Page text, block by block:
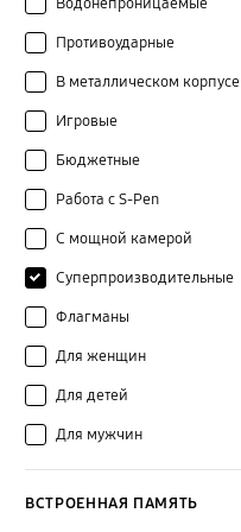
Противоударные
В металлическом корпусе
Игровые
Бюджетные
Работа с S-Pen
С мощной камерой
Суперпроизводительные
Флагманы
Для женщин
Для детей
Для мужчин
ВСТРОЕННАЯ ПАМЯТЬ